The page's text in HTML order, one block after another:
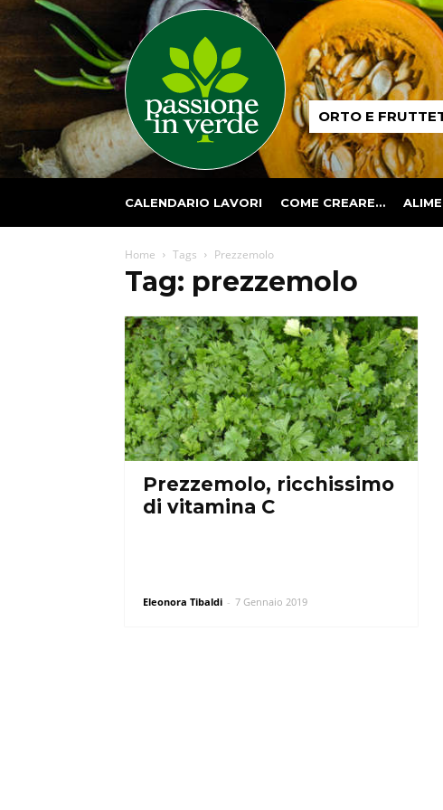
Passione
in ORTO E
CALENDARIO LAVORI COME CREARE…
Home Tags Prezzemolo
Tag: prezzemolo
Prezzemolo, ricchissimo
di vitamina C
Eleonora Tibaldi - 7 Gennaio 2019